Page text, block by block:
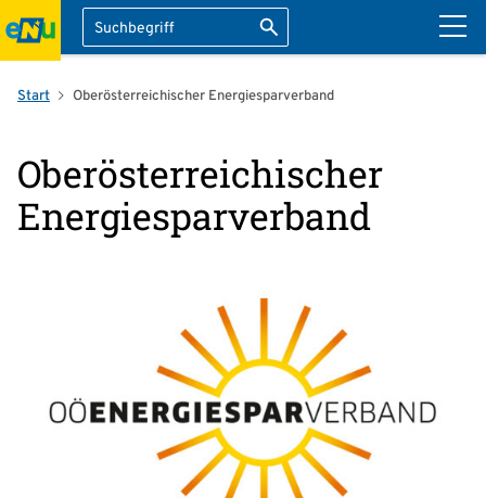
Suche Suche starten
überspringen
Start Oberösterreichischer Energiesparverband
Oberösterreichischer
Energiesparverband